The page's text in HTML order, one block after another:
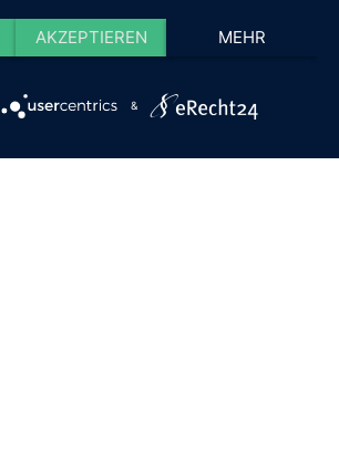
AKZEPTIEREN MEHR
&